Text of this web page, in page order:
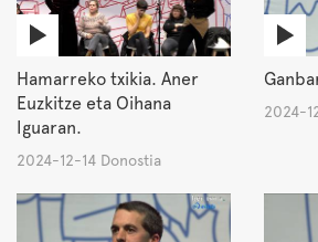
Hamarreko txikia. Aner
Euzkitze eta Oihana
Iguaran.
2024-12-14 Donostia
2024-